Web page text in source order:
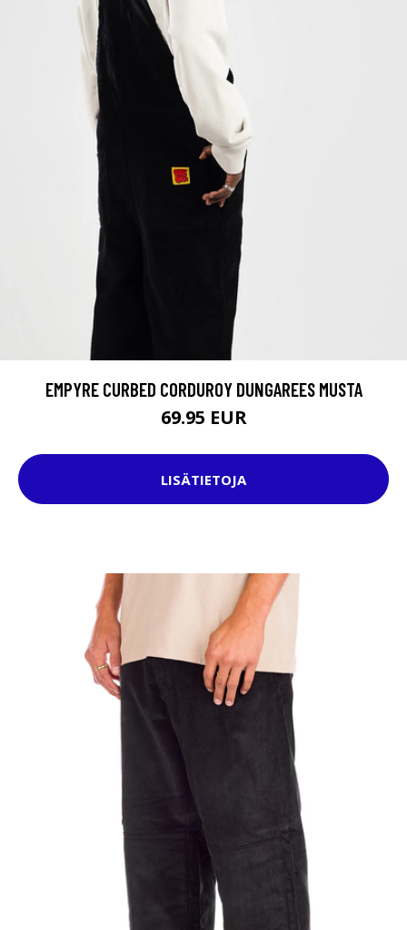
EMPYRE CURBED CORDUROY DUNGAREES MUSTA
69.95 EUR
LISÄTIETOJA